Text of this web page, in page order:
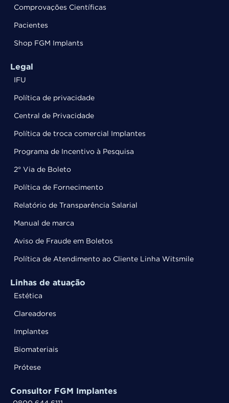
Comprovações Científicas
Pacientes
Shop FGM Implants
Legal
IFU
Política de privacidade
Central de Privacidade
Política de troca comercial Implantes
Programa de Incentivo à Pesquisa
2° Via de Boleto
Política de Fornecimento
Relatório de Transparência Salarial
Manual de marca
Aviso de Fraude em Boletos
Política de Atendimento ao Cliente Linha Witsmile
Linhas de atuação
Estética
Clareadores
Implantes
Biomateriais
Prótese
Consultor FGM Implantes